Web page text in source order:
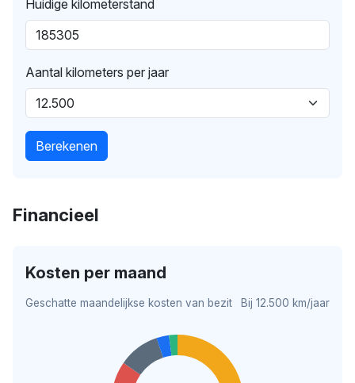
Huidige kilometerstand
Aantal kilometers per jaar
Berekenen
Financieel
Kosten per maand
Geschatte maandelijkse kosten van bezit Bij 12.500 km/jaar